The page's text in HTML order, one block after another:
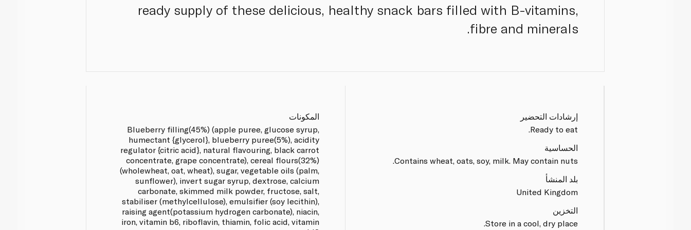
ready supply of these delicious, healthy snack bars filled with B-vitamins,
fibre and minerals.
إرشادات التحضير
Ready to eat.
الحساسية
Contains wheat, oats, soy, milk. May contain nuts.
بلد المنشأ
United Kingdom
التخزين
Store in a cool, dry place.
المكونات
Blueberry filling(45%) (apple puree, glucose syrup,
humectant {glycerol}, blueberry puree(5%), acidity
regulator {citric acid}, natural flavouring, black carrot
concentrate, grape concentrate), cereal flours(32%)
(wholewheat, oat, wheat), sugar, vegetable oils (palm,
sunflower), invert sugar syrup, dextrose, calcium
carbonate, skimmed milk powder, fructose, salt,
stabiliser (methylcellulose), emulsifier (soy lecithin),
raising agent(potassium hydrogen carbonate), niacin,
iron, vitamin b6, riboflavin, thiamin, folic acid, vitamin